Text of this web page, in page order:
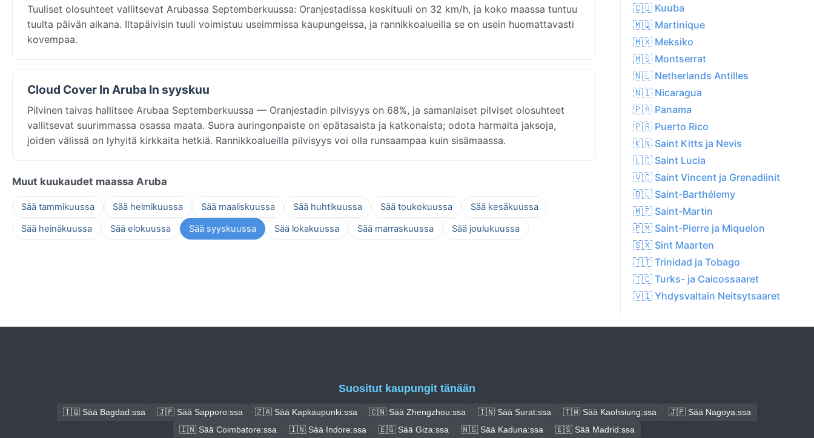
Tuuliset olosuhteet vallitsevat Arubassa Septemberkuussa: Oranjestadissa keskituuli on 32 km/h, ja koko maassa tuntuu
tuulta päivän aikana. Iltapäivisin tuuli voimistuu useimmissa kaupungeissa, ja rannikkoalueilla se on usein huomattavasti
kovempaa.
Cloud Cover In Aruba In syyskuu
Pilvinen taivas hallitsee Arubaa Septemberkuussa — Oranjestadin pilvisyys on 68%, ja samanlaiset pilviset olosuhteet
vallitsevat suurimmassa osassa maata. Suora auringonpaiste on epätasaista ja katkonaista; odota harmaita jaksoja,
joiden välissä on lyhyitä kirkkaita hetkiä. Rannikkoalueilla pilvisyys voi olla runsaampaa kuin sisämaassa.
Muut kuukaudet maassa Aruba
Sää tammikuussa Sää helmikuussa Sää maaliskuussa Sää huhtikuussa Sää toukokuussa
Sää kesäkuussa
Sää heinäkuussa
Sää elokuussa Sää syyskuussa Sää lokakuussa Sää marraskuussa Sää joulukuussa
🇨🇺 Kuuba
🇲🇶 Martinique
🇲🇽 Meksiko
🇲🇸 Montserrat
🇳🇱 Netherlands Antilles
🇳🇮 Nicaragua
🇵🇦 Panama
🇵🇷 Puerto Rico
🇰🇳 Saint Kitts ja Nevis
🇱🇨 Saint Lucia
🇻🇨 Saint Vincent ja Grenadiinit
🇧🇱 Saint-Barthélemy
🇲🇫 Saint-Martin
🇵🇲 Saint-Pierre ja Miquelon
🇸🇽 Sint Maarten
🇹🇹 Trinidad ja Tobago
🇹🇨 Turks- ja Caicossaaret
🇻🇮 Yhdysvaltain Neitsytsaaret
Suositut kaupungit tänään
🇮🇶 Sää Bagdad:ssa 🇯🇵 Sää Sapporo:ssa 🇿🇦 Sää Kapkaupunki:ssa 🇨🇳 Sää Zhengzhou:ssa 🇮🇳 Sää Surat:ssa 🇹🇼 Sää Kaohsiung:ssa
🇯🇵 Sää Nagoya:ssa
🇮🇳 Sää Coimbatore:ssa
🇮🇳 Sää Indore:ssa 🇪🇬 Sää Giza:ssa 🇳🇬 Sää Kaduna:ssa 🇪🇸 Sää Madrid:ssa